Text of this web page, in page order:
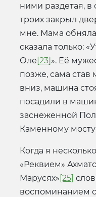
ними раздетая, в
троих закрыл
мне. Мама
сказала только:
Оле [23] ». Её
позже, сама
вниз, машина
посадили в
заснеженной
Каменному мосту
Когда я
«Реквием»
Марусях» [25]
воспоминанием